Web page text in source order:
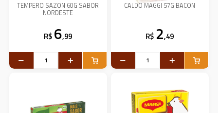
TEMPERO SAZON 60G SABOR
NORDESTE
R$ 6,99
CALDO MAGGI 57G BACON
R$ 2,49